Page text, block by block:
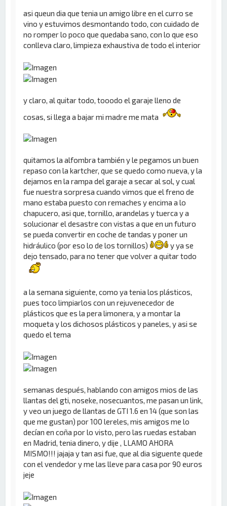
asi queun dia que tenia un amigo libre en el curro se
vino y estuvimos desmontando todo, con cuidado de
no romper lo poco que quedaba sano, con lo que eso
conlleva claro, limpieza exhaustiva de todo el interior
y claro, al quitar todo, tooodo el garaje lleno de
cosas, si llega a bajar mi madre me mata
quitamos la alfombra también y le pegamos un buen
repaso con la kartcher, que se quedo como nueva, y la
dejamos en la rampa del garaje a secar al sol, y cual
fue nuestra sorpresa cuando vimos que el freno de
mano estaba puesto con remaches y encima a lo
chapucero, asi que, tornillo, arandelas y tuerca y a
solucionar el desastre con vistas a que en un futuro
se pueda convertir en coche de tandas y poner un
hidráulico (por eso lo de los tornillos)
y ya se
dejo tensado, para no tener que volver a quitar todo
a la semana siguiente, como ya tenia los plásticos,
pues toco limpiarlos con un rejuvenecedor de
plásticos que es la pera limonera, y a montar la
moqueta y los dichosos plásticos y paneles, y asi se
quedo el tema
semanas después, hablando con amigos mios de las
llantas del gti, noseke, nosecuantos, me pasan un link,
y veo un juego de llantas de GTI 1.6 en 14 (que son las
que me gustan) por 100 lereles, mis amigos me lo
decían en coña por lo visto, pero las ruedas estaban
en Madrid, tenia dinero, y dije , LLAMO AHORA
MISMO!!! jajaja y tan asi fue, que al dia siguente quede
con el vendedor y me las lleve para casa por 90 euros
jeje